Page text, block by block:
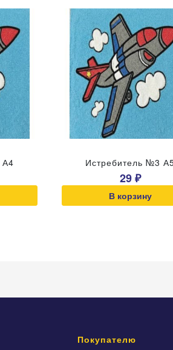
А4 Истребитель №3
29 ₽
В корзину
Покупателю